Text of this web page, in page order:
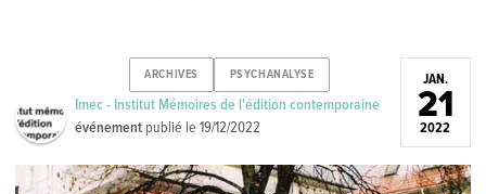
ARCHIVES PSYCHANALYSE
Imec - Institut Mémoires de l'édition contemporaine
événement publié le19/12/2022
JAN.
21
2022